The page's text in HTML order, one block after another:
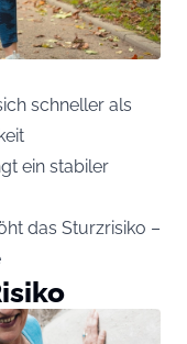
schneller als
ein stabiler
das Sturzrisiko –